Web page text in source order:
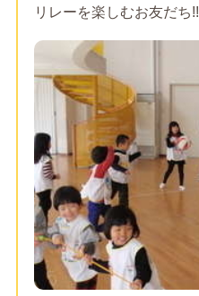
リレーを楽しむお友だち!!